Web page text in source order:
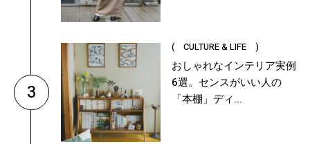
3
( CULTURE & LIFE )
おしゃれなインテリア実例
6選。センスがいい人の
「本棚」ディ...